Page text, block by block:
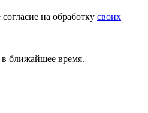
на обработку своих
ближайшее время.